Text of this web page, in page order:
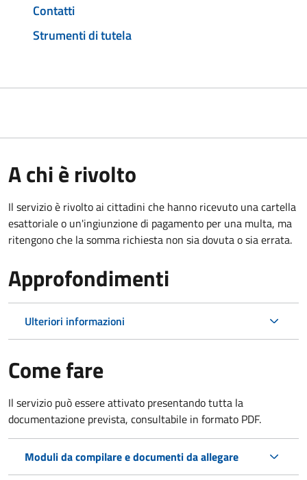
Contatti
Strumenti di tutela
A chi è rivolto
Il servizio è rivolto ai cittadini che hanno ricevuto una cartella
esattoriale o un'ingiunzione di pagamento per una multa, ma
ritengono che la somma richiesta non sia dovuta o sia errata.
Approfondimenti
Ulteriori informazioni
Come fare
Il servizio può essere attivato presentando tutta la
documentazione prevista, consultabile in formato PDF.
Moduli da compilare e documenti da allegare